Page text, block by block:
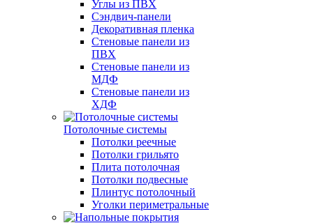
Углы из ПВХ
Сэндвич-панели
Декоративная пленка
Стеновые панели из
ПВХ
Стеновые панели из
МДФ
Стеновые панели из
ХДФ
Потолочные системы
Потолки реечные
Потолки грильято
Плита потолочная
Потолки подвесные
Плинтус потолочный
Уголки периметральные